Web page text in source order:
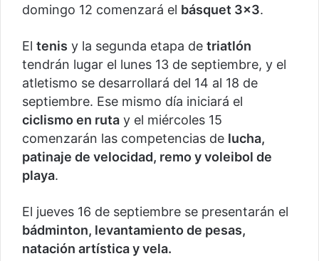
domingo 12 comenzará el básquet 3×3.
El tenis y la segunda etapa de triatlón
tendrán lugar el lunes 13 de septiembre, y el
atletismo se desarrollará del 14 al 18 de
septiembre. Ese mismo día iniciará el
ciclismo en ruta y el miércoles 15
comenzarán las competencias de lucha,
patinaje de velocidad, remo y voleibol de
playa.
El jueves 16 de septiembre se presentarán el
bádminton, levantamiento de pesas,
natación artística y vela.